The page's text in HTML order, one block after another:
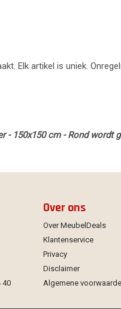
Elk artikel is uniek.
- 150x150 cm - Rond wordt
40
Over ons
Over MeubelDeals
Klantenservice
Privacy
Disclaimer
Algemene